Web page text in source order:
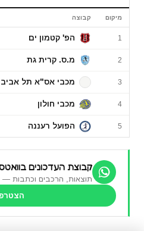
ליגת העל לנשים
מיקום קבוצה
1 הפ' קטמון ים
2 מ.ס. קרית גת
3 מכבי אס"א תל אביב
4 מכבי חולון
5 הפועל רעננה
קבוצת העדכונים
תוצאות, הרכבים וכתבות —